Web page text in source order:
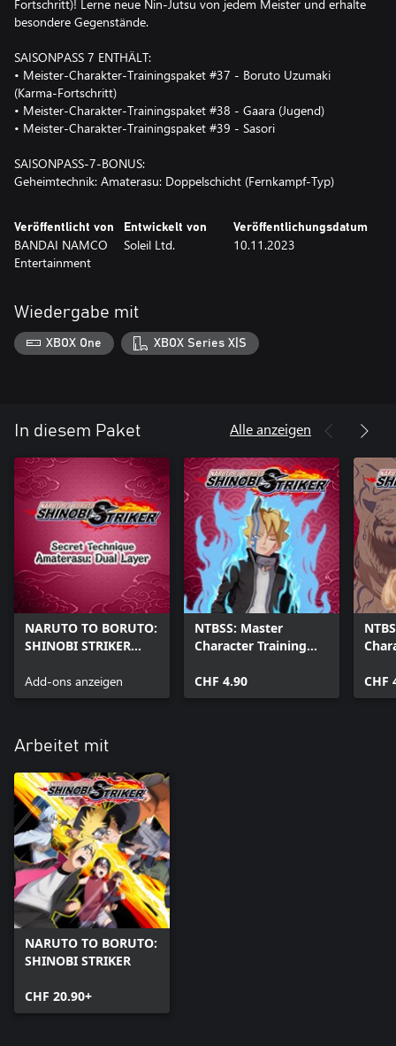
Fortschritt)! Lerne neue Nin-Jutsu von jedem Meister und erhalte
besondere Gegenstände.
SAISONPASS 7 ENTHÄLT:
• Meister-Charakter-Trainingspaket #37 - Boruto Uzumaki
(Karma-Fortschritt)
• Meister-Charakter-Trainingspaket #38 - Gaara (Jugend)
• Meister-Charakter-Trainingspaket #39 - Sasori
SAISONPASS-7-BONUS:
Geheimtechnik: Amaterasu: Doppelschicht (Fernkampf-Typ)
Veröffentlicht von
BANDAI NAMCO
Entertainment
Entwickelt von
Soleil Ltd.
Veröffentlichungsdatum
10.11.2023
Wiedergabe mit
XBOX One XBOX Series X|S
In diesem Paket Alle anzeigen
NARUTO TO BORUTO:
SHINOBI STRIKER
Amaterasu: Dual
Layer
Add-ons anzeigen
NTBSS: Master
Character Training
Uzumaki (Karma
Progression)
CHF 4.90
Ver.)
CHF
Arbeitet mit
NARUTO TO BORUTO:
SHINOBI STRIKER
CHF 20.90+